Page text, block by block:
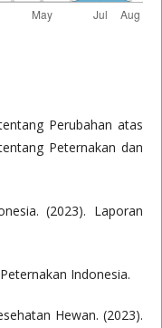
Perubahan atas
Peternakan dan
(2023). Laporan
Indonesia.
Hewan. (2023).